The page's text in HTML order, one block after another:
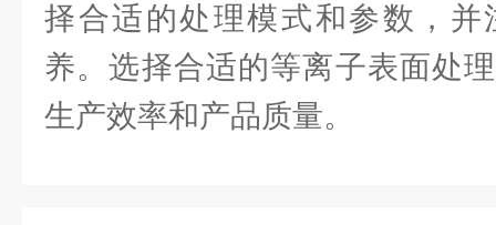
择合适的处理模式和参数，并
养。选择合适的等离子表面处
生产效率和产品质量。